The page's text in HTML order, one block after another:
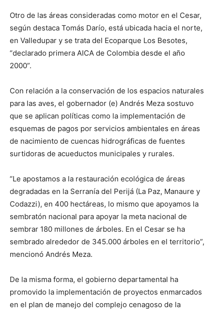
Otro de las áreas consideradas como motor en el Cesar,
según destaca Tomás Darío, está ubicada hacia el norte,
en Valledupar y se trata del Ecoparque Los Besotes,
“declarado primera AICA de Colombia desde el año
2000”.
Con relación a la conservación de los espacios naturales
para las aves, el gobernador (e) Andrés Meza sostuvo
que se aplican políticas como la implementación de
esquemas de pagos por servicios ambientales en áreas
de nacimiento de cuencas hidrográficas de fuentes
surtidoras de acueductos municipales y rurales.
“Le apostamos a la restauración ecológica de áreas
degradadas en la Serranía del Perijá (La Paz, Manaure y
Codazzi), en 400 hectáreas, lo mismo que apoyamos la
sembratón nacional para apoyar la meta nacional de
sembrar 180 millones de árboles. En el Cesar se ha
sembrado alrededor de 345.000 árboles en el territorio”,
mencionó Andrés Meza.
De la misma forma, el gobierno departamental ha
promovido la implementación de proyectos enmarcados
en el plan de manejo del complejo cenagoso de la